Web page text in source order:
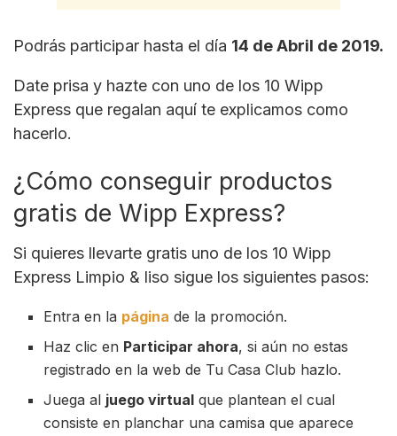
Podrás participar hasta el día 14 de Abril de 2019.
Date prisa y hazte con uno de los 10 Wipp
Express que regalan aquí te explicamos como
hacerlo.
¿Cómo conseguir productos
gratis de Wipp Express?
Si quieres llevarte gratis uno de los 10 Wipp
Express Limpio & liso sigue los siguientes pasos:
Entra en la página de la promoción.
Haz clic en Participar ahora, si aún no estas
registrado en la web de Tu Casa Club hazlo.
Juega al juego virtual que plantean el cual
consiste en planchar una camisa que aparece